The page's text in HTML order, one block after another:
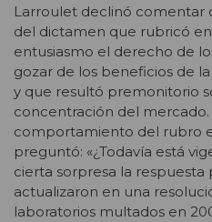
Larroulet declinó comentar
del dictamen que rubricó
entusiasmo el derecho de
gozar de los beneficios de
y que resultó premonitorio
concentración del mercado.
comportamiento del rubro
preguntó: «¿Todavía está
cierta sorpresa la respuesta
actualizaron en una
laboratorios multados en